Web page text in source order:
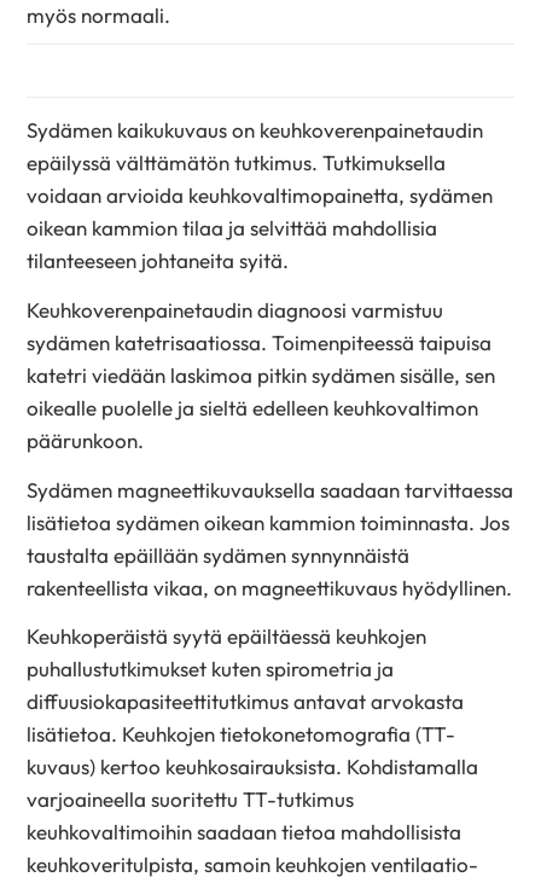
myös normaali.
Sydämen kaikukuvaus on keuhkoverenpainetaudin
epäilyssä välttämätön tutkimus. Tutkimuksella
voidaan arvioida keuhkovaltimopainetta, sydämen
oikean kammion tilaa ja selvittää mahdollisia
tilanteeseen johtaneita syitä.
Keuhkoverenpainetaudin diagnoosi varmistuu
sydämen katetrisaatiossa. Toimenpiteessä taipuisa
katetri viedään laskimoa pitkin sydämen sisälle, sen
oikealle puolelle ja sieltä edelleen keuhkovaltimon
päärunkoon.
Sydämen magneettikuvauksella saadaan tarvittaessa
lisätietoa sydämen oikean kammion toiminnasta. Jos
taustalta epäillään sydämen synnynnäistä
rakenteellista vikaa, on magneettikuvaus hyödyllinen.
Keuhkoperäistä syytä epäiltäessä keuhkojen
puhallustutkimukset kuten spirometria ja
diffuusiokapasiteettitutkimus antavat arvokasta
lisätietoa. Keuhkojen tietokonetomografia (TT-
kuvaus) kertoo keuhkosairauksista. Kohdistamalla
varjoaineella suoritettu TT-tutkimus
keuhkovaltimoihin saadaan tietoa mahdollisista
keuhkoveritulpista, samoin keuhkojen ventilaatio-